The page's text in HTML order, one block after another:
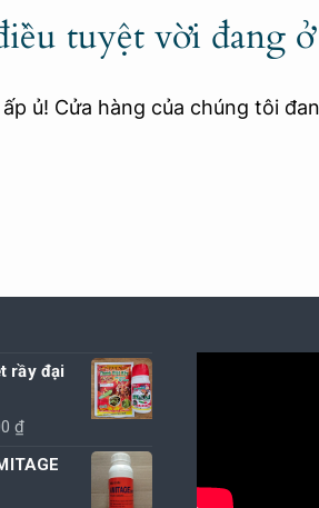
tuyệt vời đang
ủ! Cửa hàng của chúng tôi
rầy đại
₫
hiện